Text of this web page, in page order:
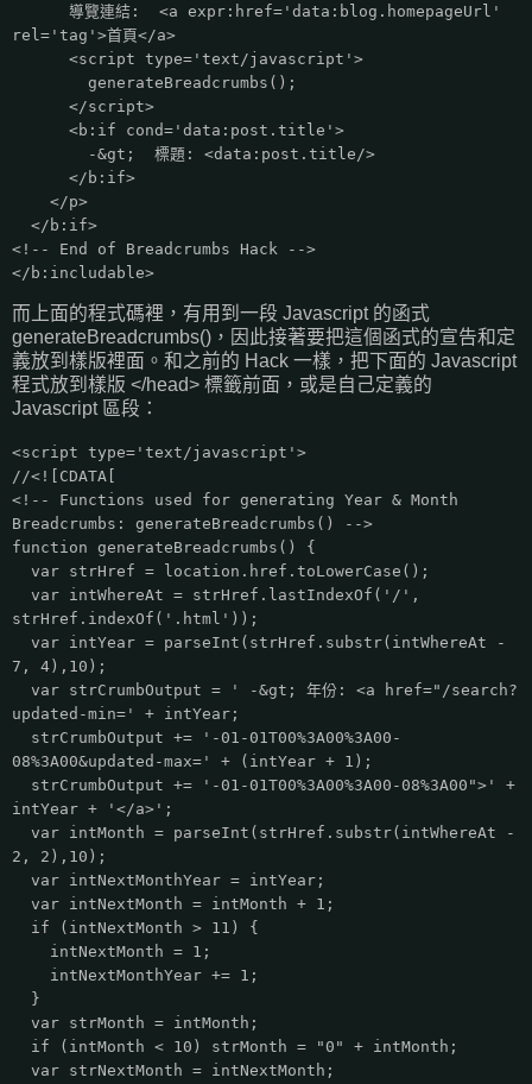
導覽連結: <a expr:href='data:blog.homepageUrl'
rel='tag'>首頁</a>
<script type='text/javascript'>
generateBreadcrumbs();
</script>
<b:if cond='data:post.title'>
-&gt; 標題: <data:post.title/>
</b:if>
</p>
</b:if>
<!-- End of Breadcrumbs Hack -->
</b:includable>
而上面的程式碼裡，有用到一段 Javascript 的函式
generateBreadcrumbs()，因此接著要把這個函式的宣告和定
義放到樣版裡面。和之前的 Hack 一樣，把下面的 Javascript
程式放到樣版 </head> 標籤前面，或是自己定義的
Javascript 區段：
<script type='text/javascript'>
//<![CDATA[
<!-- Functions used for generating Year & Month
Breadcrumbs: generateBreadcrumbs() -->
function generateBreadcrumbs() {
var strHref = location.href.toLowerCase();
var intWhereAt = strHref.lastIndexOf('/',
strHref.indexOf('.html'));
var intYear = parseInt(strHref.substr(intWhereAt -
7, 4),10);
var strCrumbOutput = ' -&gt; 年份: <a href="/search?
updated-min=' + intYear;
strCrumbOutput += '-01-01T00%3A00%3A00-
08%3A00&updated-max=' + (intYear + 1);
strCrumbOutput += '-01-01T00%3A00%3A00-08%3A00">' +
intYear + '</a>';
var intMonth = parseInt(strHref.substr(intWhereAt -
2, 2),10);
var intNextMonthYear = intYear;
var intNextMonth = intMonth + 1;
if (intNextMonth > 11) {
intNextMonth = 1;
intNextMonthYear += 1;
}
var strMonth = intMonth;
if (intMonth < 10) strMonth = "0" + intMonth;
var strNextMonth = intNextMonth;